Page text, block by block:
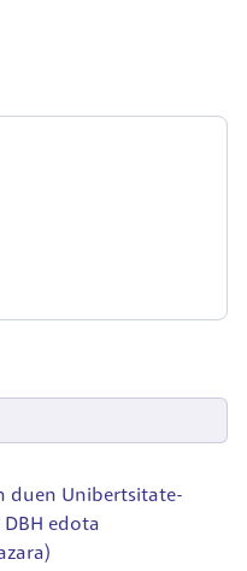
duen Unibertsitate-
edota